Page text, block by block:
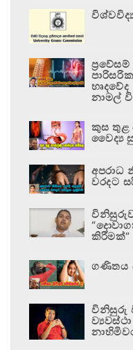
නාමල්
කුස තුළ
වෛද්‍ය
අපරාධ
වරදට
කිරීමක්”
ගණිතය
විනිසුරු